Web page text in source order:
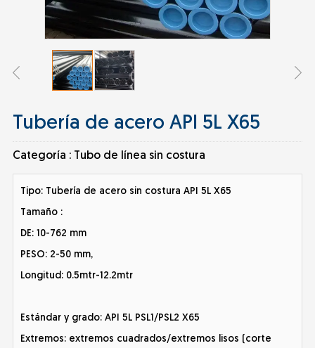
Tubería de acero API 5L X65
Categoría : Tubo de línea sin costura
Tipo: Tubería de acero sin costura API 5L X65
Tamaño :
DE: 10-762 mm
PESO: 2-50 mm,
Longitud: 0.5mtr-12.2mtr
Estándar y grado: API 5L PSL1/PSL2 X65
Extremos: extremos cuadrados/extremos lisos (corte